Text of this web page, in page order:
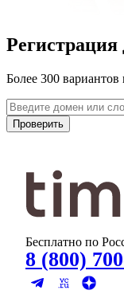
Регистрация
Более 300
Проверить
Бесплатно по
8 (800)